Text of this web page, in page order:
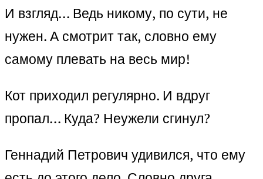
И взгляд… Ведь никому, по сути, не
нужен. А смотрит так, словно ему
самому плевать на весь мир!
Кот приходил регулярно. И вдруг
пропал… Куда? Неужели сгинул?
Геннадий Петрович удивился, что ему